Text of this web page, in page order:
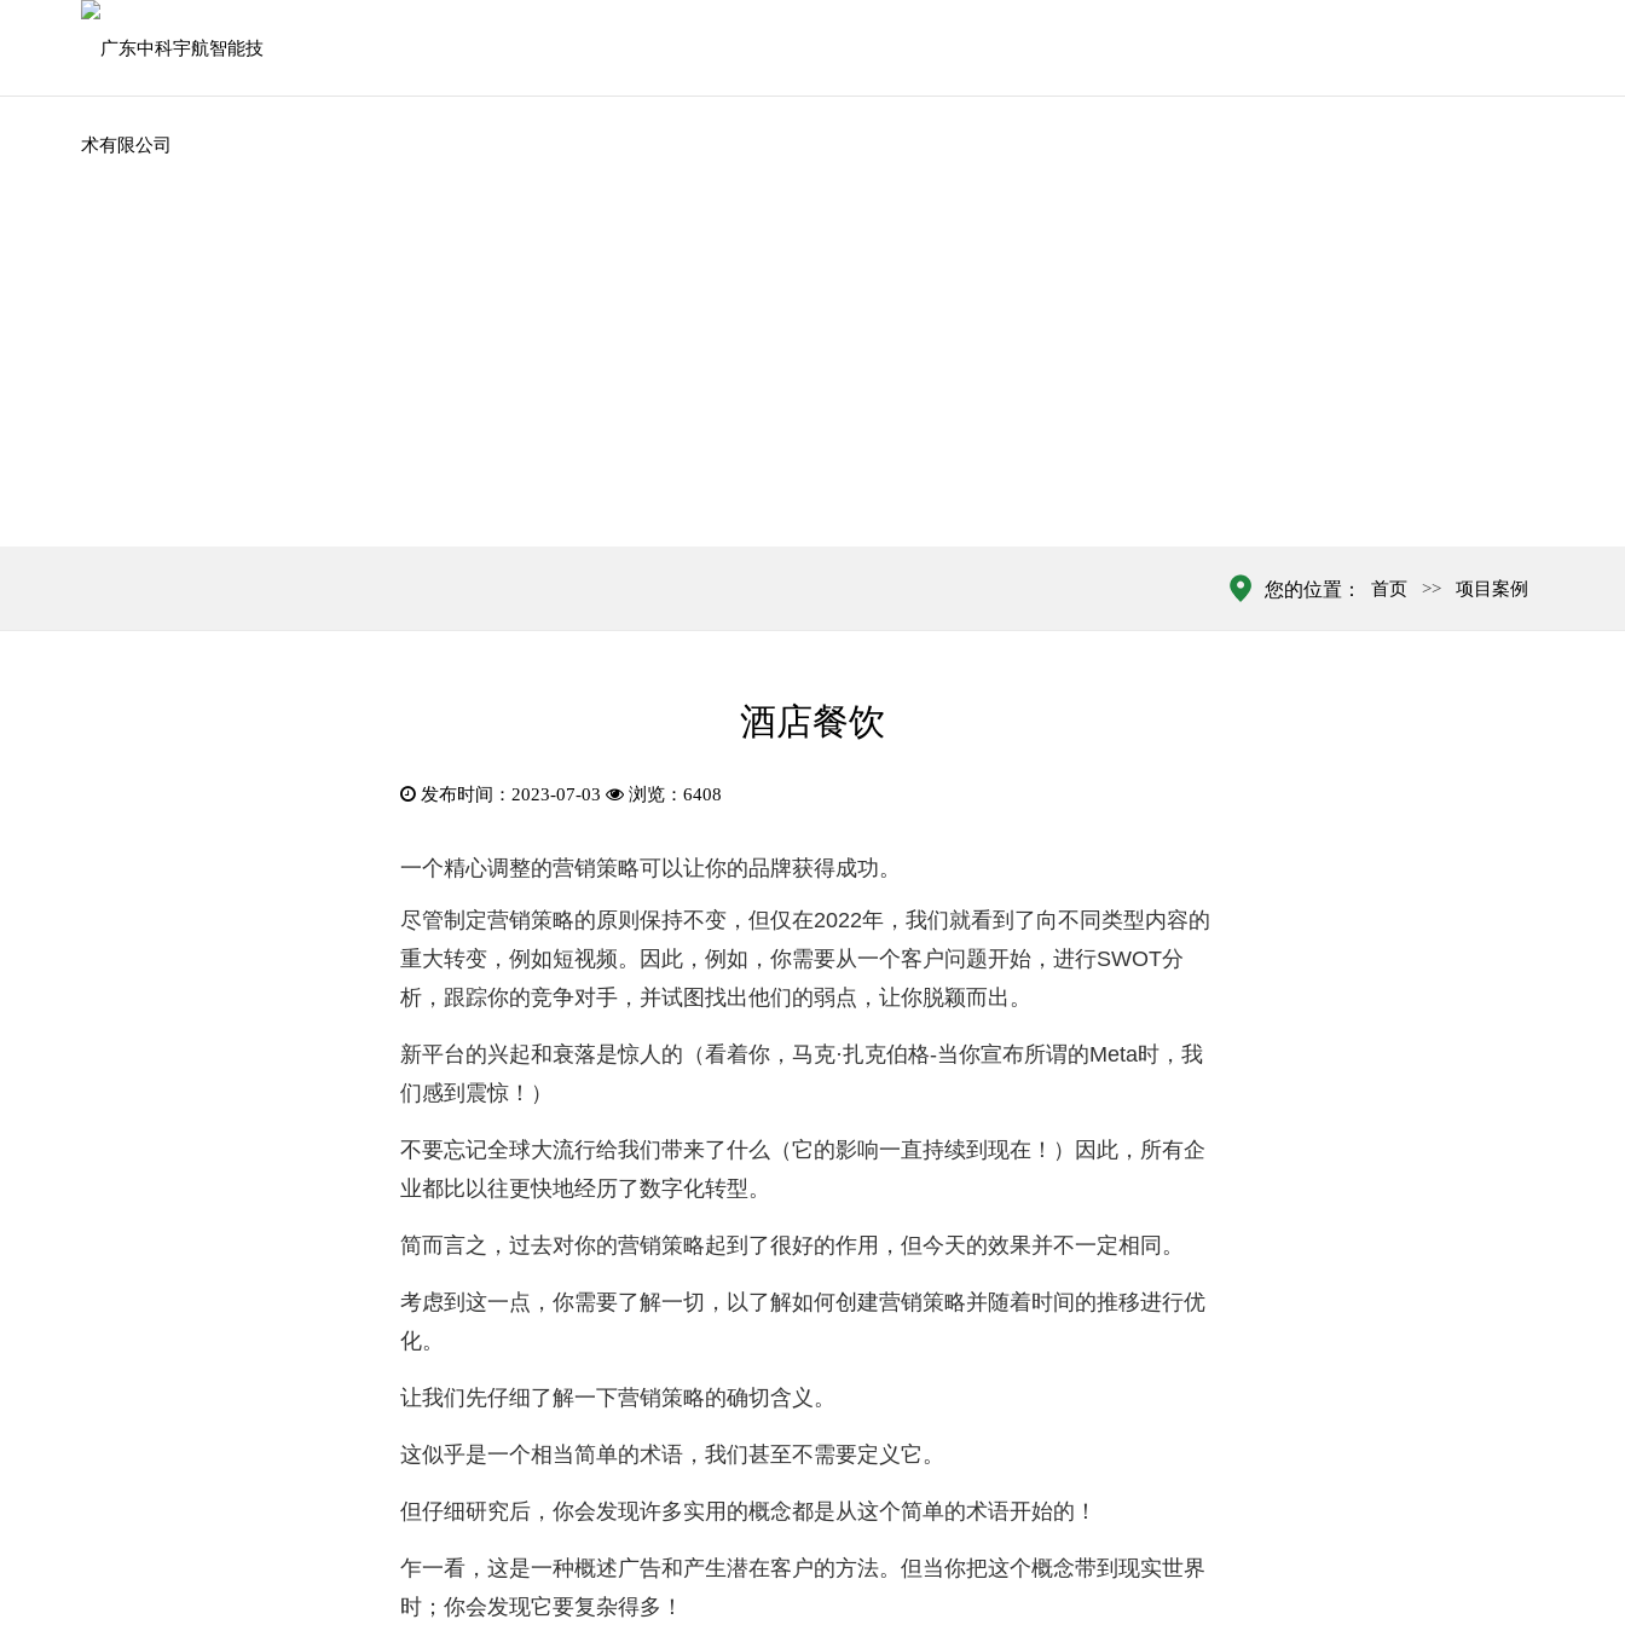
您的位置： 首页 >> 项目案例
酒店餐饮
发布时间：2023-07-03 浏览：6408
一个精心调整的营销策略可以让你的品牌获得成功。
尽管制定营销策略的原则保持不变，但仅在2022年，我们就看到了向不同类型内容的
重大转变，例如短视频。因此，例如，你需要从一个客户问题开始，进行SWOT分
析，跟踪你的竞争对手，并试图找出他们的弱点，让你脱颖而出。
新平台的兴起和衰落是惊人的（看着你，马克·扎克伯格-当你宣布所谓的Meta时，我
们感到震惊！）
不要忘记全球大流行给我们带来了什么（它的影响一直持续到现在！）因此，所有企
业都比以往更快地经历了数字化转型。
简而言之，过去对你的营销策略起到了很好的作用，但今天的效果并不一定相同。
考虑到这一点，你需要了解一切，以了解如何创建营销策略并随着时间的推移进行优
化。
让我们先仔细了解一下营销策略的确切含义。
这似乎是一个相当简单的术语，我们甚至不需要定义它。
但仔细研究后，你会发现许多实用的概念都是从这个简单的术语开始的！
乍一看，这是一种概述广告和产生潜在客户的方法。但当你把这个概念带到现实世界
时；你会发现它要复杂得多！